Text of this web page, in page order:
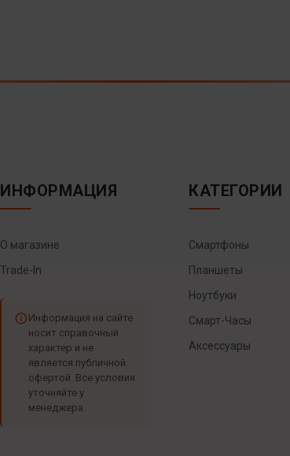
ИНФОРМАЦИЯ
О магазине
Trade-In
Информация на сайте
носит справочный
характер и не
является публичной
офертой. Все условия
уточняйте у
менеджера.
КАТЕГОРИИ
Смартфоны
Планшеты
Ноутбуки
Смарт-Часы
Аксессуары